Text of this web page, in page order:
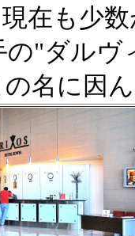
現在も少
の"ダルヴ
名に因